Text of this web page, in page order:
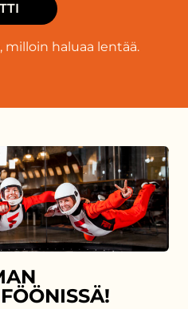
milloin haluaa lentää.